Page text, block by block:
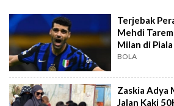
Terjebak
Mehdi
Milan di
BOLA
Zaskia Adya
Jalan Kaki